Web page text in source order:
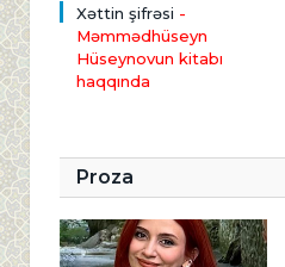
Xəttin şifrəsi -
Məmmədhüseyn
Hüseynovun kitabı
haqqında
Proza